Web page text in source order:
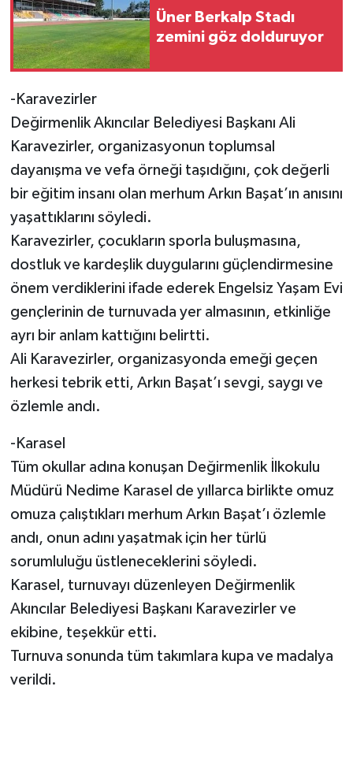
Üner Berkalp Stadı
zemini göz dolduruyor
-Karavezirler
Değirmenlik Akıncılar Belediyesi Başkanı Ali
Karavezirler, organizasyonun toplumsal
dayanışma ve vefa örneği taşıdığını, çok değerli
bir eğitim insanı olan merhum Arkın Başat’ın anısını
yaşattıklarını söyledi.
Karavezirler, çocukların sporla buluşmasına,
dostluk ve kardeşlik duygularını güçlendirmesine
önem verdiklerini ifade ederek Engelsiz Yaşam Evi
gençlerinin de turnuvada yer almasının, etkinliğe
ayrı bir anlam kattığını belirtti.
Ali Karavezirler, organizasyonda emeği geçen
herkesi tebrik etti, Arkın Başat’ı sevgi, saygı ve
özlemle andı.
-Karasel
Tüm okullar adına konuşan Değirmenlik İlkokulu
Müdürü Nedime Karasel de yıllarca birlikte omuz
omuza çalıştıkları merhum Arkın Başat’ı özlemle
andı, onun adını yaşatmak için her türlü
sorumluluğu üstleneceklerini söyledi.
Karasel, turnuvayı düzenleyen Değirmenlik
Akıncılar Belediyesi Başkanı Karavezirler ve
ekibine, teşekkür etti.
Turnuva sonunda tüm takımlara kupa ve madalya
verildi.